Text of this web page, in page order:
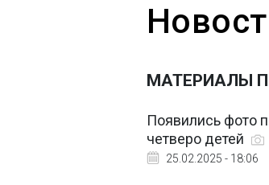
МАТЕРИАЛЫ
Появились фото
четверо детей
25.02.2025 - 18:06